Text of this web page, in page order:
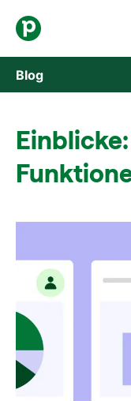
Blog
Marketing